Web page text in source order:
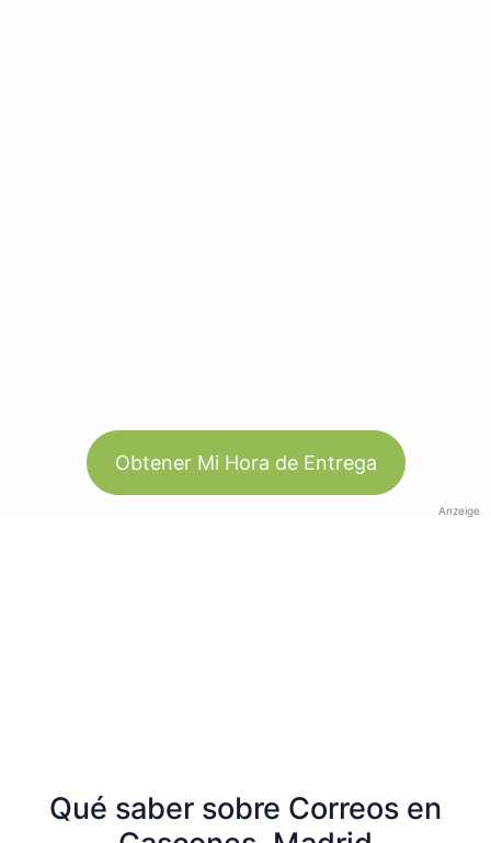
Obtener Mi Hora de Entrega
Anzeige
Qué saber sobre Correos en